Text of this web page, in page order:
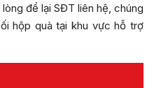
để lại SĐT liên hệ, chúng
hộp quà tại khu vực hỗ trợ